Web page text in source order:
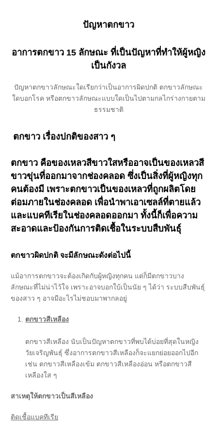
ปัญหาตกขาว
อาการตกขาว 15 ลักษณะ ที่เป็นปัญหาที่ทำให้ผู้หญิง
เป็นกังวล
ปัญหาตกขาวลักษณะใดเรียกว่าเป็นอาการผิดปกติ ตกขาวลักษณะ
ใดบอกโรค หรือตกขาวลักษณะแบบใดเป็นไปตามกลไกร่างกายตาม
ธรรมชาติ
ตกขาว เรื่องปกติของสาว ๆ
ตกขาว คือของเหลวสีขาวใสหรืออาจเป็นของเหลวสี
ขาวขุ่นที่ออกมาจากช่องคลอด ซึ่งเป็นสิ่งที่ผู้หญิงทุก
คนต้องมี เพราะตกขาวเป็นของเหลวที่ถูกผลิตโดย
ต่อมภายในช่องคลอด เพื่อนำพาเอาเซลล์ที่ตายแล้ว
และแบคทีเรียในช่องคลอดออกมา ทั้งนี้ก็เพื่อความ
สะอาดและป้องกันการติดเชื้อในระบบสืบพันธุ์
ตกขาวผิดปกติ จะมีลักษณะดังต่อไปนี้
แม้อาการตกขาวจะต้องเกิดกับผู้หญิงทุกคน แต่ก็มีตกขาวบาง
ลักษณะที่ไม่น่าไว้ใจ เพราะอาจบอกใบ้เป็นนัย ๆ ได้ว่า ระบบสืบพันธุ์
ของสาว ๆ อาจมีอะไรไม่ชอบมาพากลอยู่
ตกขาวสีเหลือง
ตกขาวสีเหลือง นับเป็นปัญหาตกขาวที่พบได้บ่อยที่สุดในหญิง
วัยเจริญพันธุ์ ซึ่งอาการตกขาวสีเหลืองก็จะแยกย่อยออกไปอีก
เช่น ตกขาวสีเหลืองเข้ม ตกขาวสีเหลืองอ่อน หรือตกขาวสี
เหลืองใส ๆ
สาเหตุให้ตกขาวเป็นสีเหลือง
ติดเชื้อแบคทีเรีย